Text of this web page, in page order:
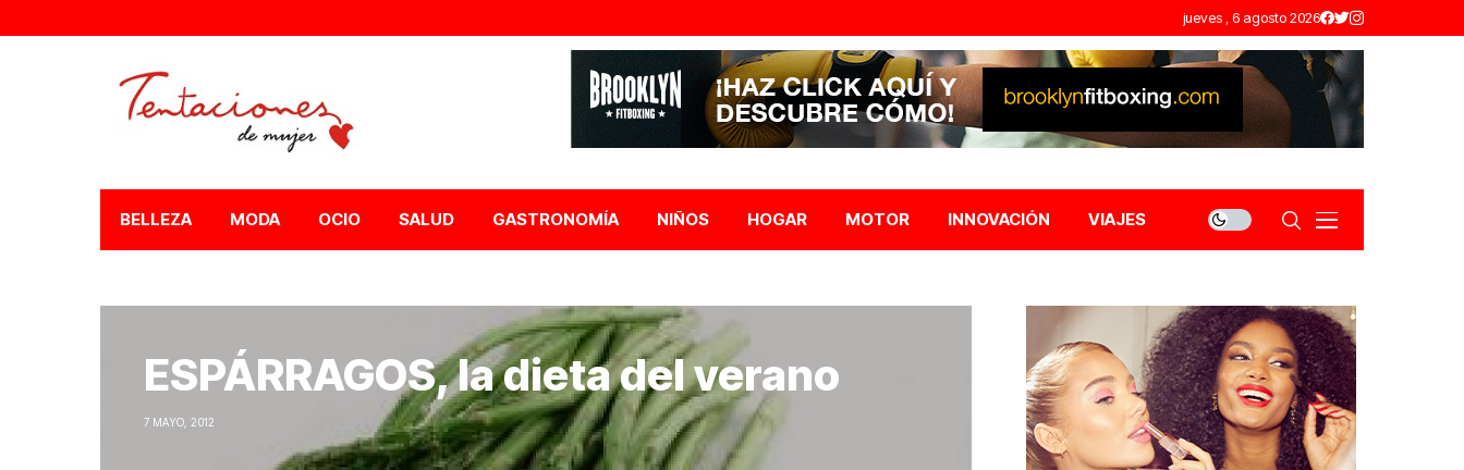
jueves , 6 agosto 2026
BELLEZA MODA OCIO SALUD GASTRONOMÍA NIÑOS HOGAR MOTOR INNOVACIÓN VIAJES
ESPÁRRAGOS, la dieta del verano
7 MAYO, 2012